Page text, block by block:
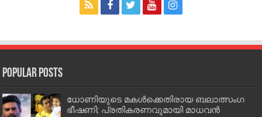
Popular Posts
ധോണിയുടെ മകള്‍ക്കെതിരായ ബലാത്സംഗ
ഭീഷണി; പ്രതികരണവുമായി മാധവന്‍